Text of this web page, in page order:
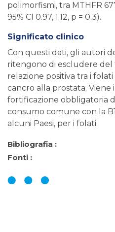
polimorfismi, tra MTHFR
95% CI 0.97, 1.12, p = 0.3).
Significato clinico
Con questi dati, gli autori
ritengono di escludere del
relazione positiva tra i
cancro alla prostata.
fortificazione obbligatoria
consumo comune con la
alcuni Paesi, per i folati.
Bibliografia :
Fonti :